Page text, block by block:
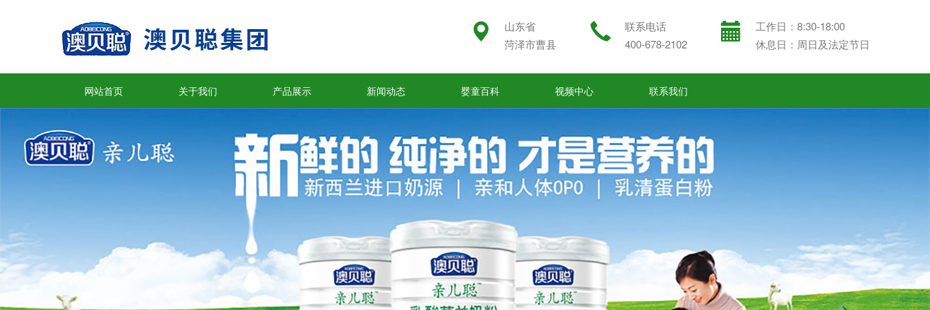
山东省
菏泽市曹县
联系电话
400-678-2102
工作日：8:30-18:00
休息日：周日及法定节日
网站首页 关于我们 产品展示 新闻动态 婴童百科 视频中心 联系我们